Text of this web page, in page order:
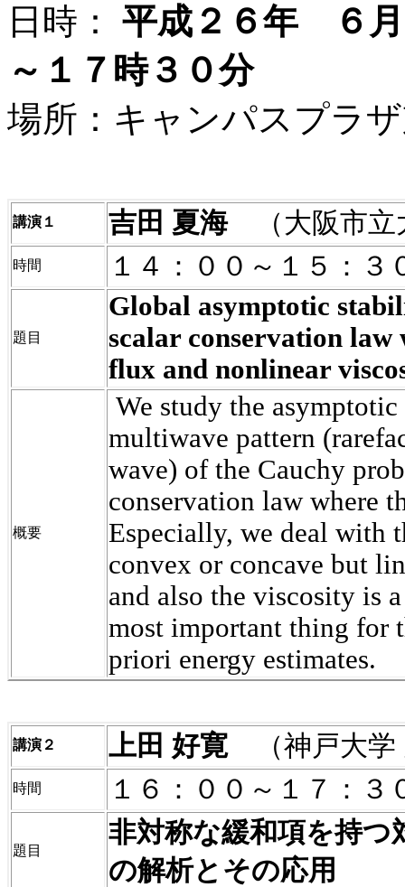
日時：
平成２６年 ６
～１７時３０分
場所：キャンパスプラ
講演１ 吉田 夏海 （大阪市
時間 １４：００～１５：３
題目
Global asymptotic
scalar conservation
flux and nonlinear
概要
We study the
multiwave pattern
wave) of the Cauchy
conservation law where
Especially, we deal with
convex or concave but
and also the viscosity is
most important thing for
priori energy estimates.
講演２ 上田 好寛 （神戸大
時間 １６：００～１７：３
題目
非対称な緩和項を持つ
の解析とその応用